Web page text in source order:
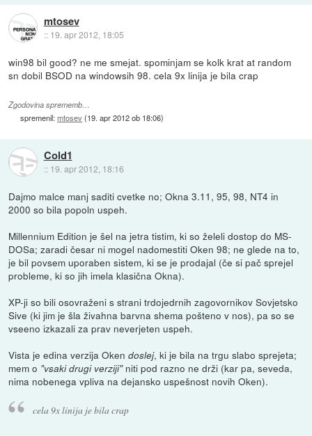
mtosev
:: 19. apr 2012, 18:05
win98 bil good? ne me smejat. spominjam se kolk krat at random
sn dobil BSOD na windowsih 98. cela 9x linija je bila crap
Zgodovina sprememb…
spremenil:mtosev(19. apr 2012 ob 18:06)
Cold1
:: 19. apr 2012, 18:16
Dajmo malce manj saditi cvetke no; Okna 3.11, 95, 98, NT4 in
2000 so bila popoln uspeh.
Millennium Edition je šel na jetra tistim, ki so želeli dostop do MS-
DOSa; zaradi česar ni mogel nadomestiti Oken 98; ne glede na to,
je bil povsem uporaben sistem, ki se je prodajal (če si pač sprejel
probleme, ki so jih imela klasična Okna).
XP-ji so bili osovraženi s strani trdojedrnih zagovornikov Sovjetsko
Sive (ki jim je šla živahna barvna shema pošteno v nos), pa so se
vseeno izkazali za prav neverjeten uspeh.
Vista je edina verzija Okendoslej, ki je bila na trgu slabo sprejeta;
mem o "vsaki drugi verziji"niti pod razno ne drži (kar pa, seveda,
nima nobenega vpliva na dejansko uspešnost novih Oken).
cela 9x linija je bila crap